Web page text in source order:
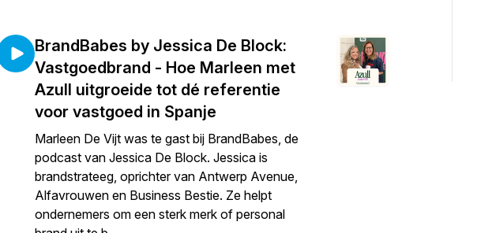
BrandBabes by Jessica De Block:
Vastgoedbrand - Hoe Marleen met
Azull uitgroeide tot dé referentie
voor vastgoed in Spanje
Marleen De Vijt was te gast bij BrandBabes, de
podcast van Jessica De Block. Jessica is
brandstrateeg, oprichter van Antwerp Avenue,
Alfavrouwen en Business Bestie. Ze helpt
ondernemers om een sterk merk of personal